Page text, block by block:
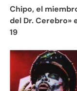
Chipo, el
del Dr. Cerebro»
19